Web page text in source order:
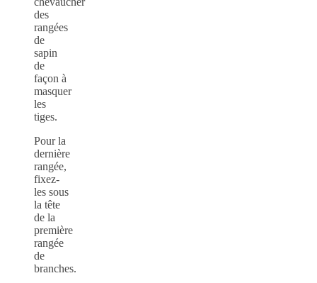
des
rangées
de
sapin
de
façon à
masquer
les
tiges.
Pour la
dernière
rangée,
fixez-
les sous
la tête
de la
première
rangée
de
branches.